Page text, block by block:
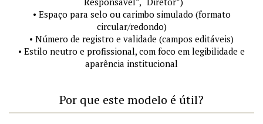
• Espaço para selo ou carimbo simulado (formato
circular/redondo)
• Número de registro e validade (campos editáveis)
• Estilo neutro e profissional, com foco em legibilidade e
aparência institucional
Por que este modelo é útil?